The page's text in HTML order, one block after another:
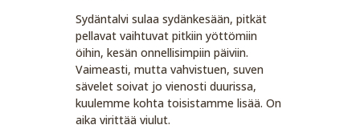
Sydäntalvi sulaa sydänkesään, pitkät
pellavat vaihtuvat pitkiin yöttömiin
öihin, kesän onnellisimpiin päiviin.
Vaimeasti, mutta vahvistuen, suven
sävelet soivat jo vienosti duurissa,
kuulemme kohta toisistamme lisää. On
aika virittää viulut.